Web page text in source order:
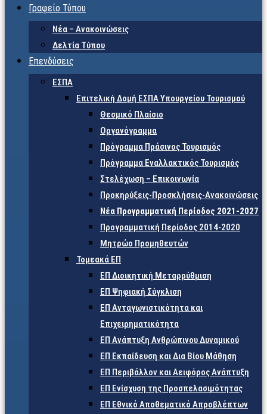
Γραφείο Τύπου
Νέα – Ανακοινώσεις
Δελτία Τύπου
Επενδύσεις
ΕΣΠΑ
Επιτελική Δομή ΕΣΠΑ Υπουργείου Τουρισμού
Θεσμικό Πλαίσιο
Οργανόγραμμα
Πρόγραμμα Πράσινος Τουρισμός
Πρόγραμμα Εναλλακτικός Τουρισμός
Στελέχωση – Επικοινωνία
Προκηρύξεις-Προσκλήσεις-Ανακοινώσεις
Νέα Προγραμματική Περίοδος 2021-2027
Προγραμματική Περίοδος 2014-2020
Μητρώο Προμηθευτών
Τομεακά ΕΠ
ΕΠ Διοικητική Μεταρρύθμιση
ΕΠ Ψηφιακή Σύγκλιση
ΕΠ Ανταγωνιστικότητα και
Επιχειρηματικότητα
ΕΠ Ανάπτυξη Ανθρώπινου Δυναμικού
ΕΠ Εκπαίδευση και Δια Βίου Μάθηση
ΕΠ Περιβάλλον και Αειφόρος Ανάπτυξη
ΕΠ Ενίσχυση της Προσπελασιμότητας
ΕΠ Εθνικό Αποθεματικό Απροβλέπτων